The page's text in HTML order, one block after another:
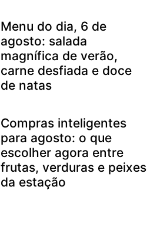
Menu do dia, 6 de
agosto: salada
magnífica de verão,
carne desfiada e doce
de natas
Compras inteligentes
para agosto: o que
escolher agora entre
frutas, verduras e peixes
da estação